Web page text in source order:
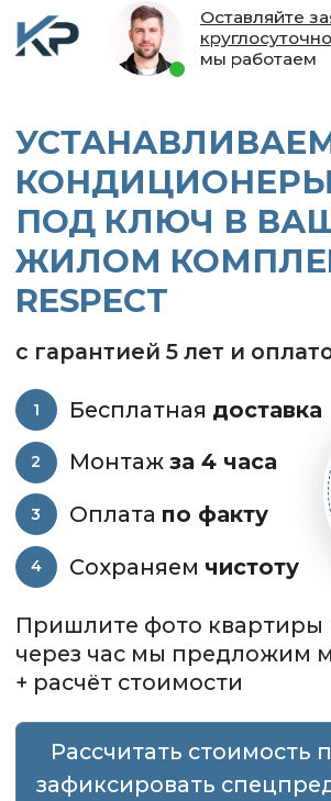
Оставляйте заявку
круглосуточно–
мы работаем
Подобрать кондиционер со
специалистом
Рассчитать стоимость по фото +
зафиксировать спецпредложение
с гарантией 5 лет и оплатой по факту
КОНДИЦИОНЕРЫ
ПОД КЛЮЧ В ВАШЕМ
ЖИЛОМ КОМПЛЕКСЕ
RESPECT
Пришлите фото квартиры и уже
через час мы предложим модели
+ расчёт стоимости
Оплата
Сохраняемчистоту
Бесплатнаядоставка
1
клиентов
Спецпредложение
Скидка 30%
при покупке
оборудования у нас 28500= ₽ 22800